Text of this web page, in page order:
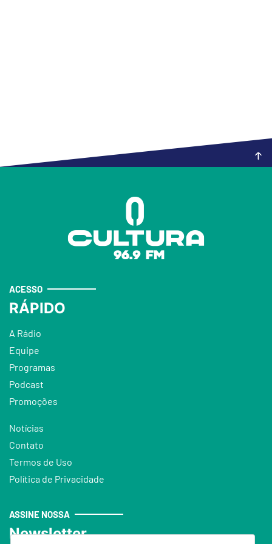
ACESSO
RÁPIDO
A Rádio
Equipe
Programas
Podcast
Promoções
Notícias
Contato
Termos de Uso
Política de Privacidade
ASSINE NOSSA
Newsletter